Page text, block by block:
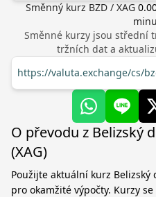
Směnný kurz BZD / XAG
Směnné kurzy jsou střední
tržních dat a
https://valuta.exchange/cs/
O převodu z Belizský
(XAG)
Použijte aktuální kurz Belizský
pro okamžité výpočty. Kurzy